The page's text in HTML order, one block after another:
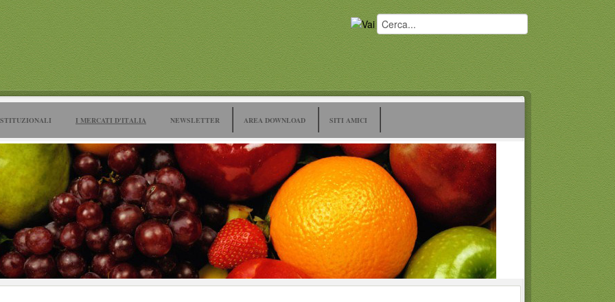
I MERCATI D'ITALIA NEWSLETTER AREA DOWNLOAD SITI AMICI